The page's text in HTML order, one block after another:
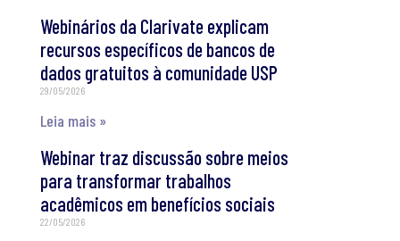
Webinários da Clarivate explicam
recursos específicos de bancos de
dados gratuitos à comunidade USP
29/05/2026
Leia mais »
Webinar traz discussão sobre meios
para transformar trabalhos
acadêmicos em benefícios sociais
22/05/2026